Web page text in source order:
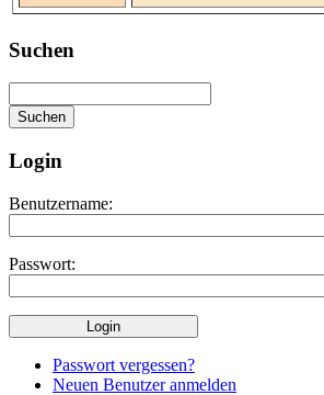
Suchen
Login
Benutzername:
Passwort:
Passwort vergessen?
Neuen Benutzer anmelden